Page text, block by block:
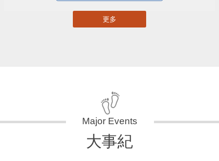
更多
大事紀